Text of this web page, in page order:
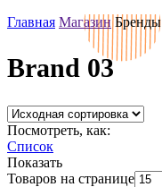
Главная Магазин Бренды
Brand 03
Посмотреть, как:
Список
Показать
Товаров на странице